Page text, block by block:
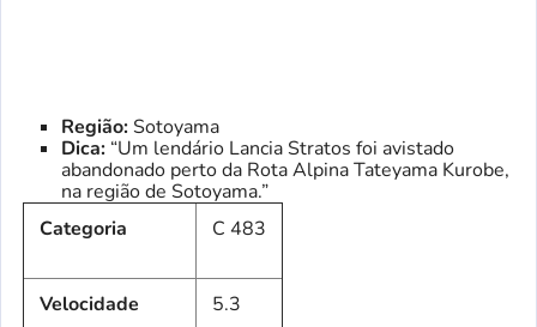
Região:Sotoyama
Dica: “Um lendário Lancia Stratos foi avistado
abandonado perto da Rota Alpina Tateyama Kurobe,
na região de Sotoyama.”
Categoria
C 483
Velocidade 5.3